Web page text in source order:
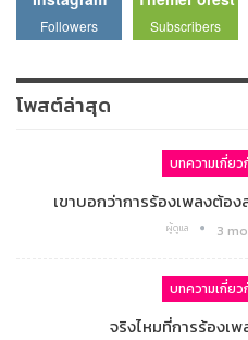
Followers Subscribers
โพสต์ล่าสุด
เขาบอกว่าการร้องเพลงต้อ
ผู้ดูแล 3
จริงไหมที่การร้องเ